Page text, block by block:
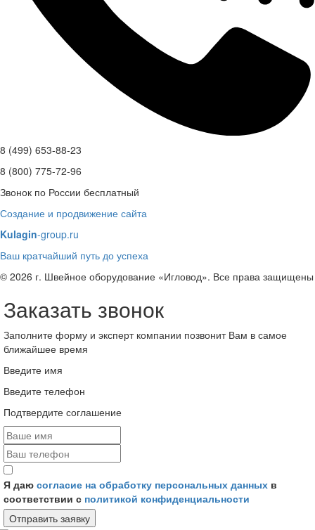
8 (499) 653-88-23
8 (800) 775-72-96
Звонок по России бесплатный
Создание и продвижение сайта
Kulagin-group.ru
Ваш кратчайший путь до успеха
© 2026 г. Швейное оборудование «Игловод». Все права защищены
Заказать звонок
Заполните форму и эксперт компании позвонит Вам в самое
ближайшее время
Введите имя
Введите телефон
Подтвердите соглашение
Я даю согласие на обработку персональных данных в
соответствии с политикой конфиденциальности
Отправить заявку